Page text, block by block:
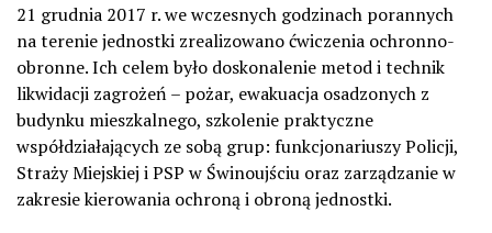
21 grudnia 2017 r. we wczesnych godzinach porannych
na terenie jednostki zrealizowano ćwiczenia ochronno-
obronne. Ich celem było doskonalenie metod i technik
likwidacji zagrożeń – pożar, ewakuacja osadzonych z
budynku mieszkalnego, szkolenie praktyczne
współdziałających ze sobą grup: funkcjonariuszy Policji,
Straży Miejskiej i PSP w Świnoujściu oraz zarządzanie w
zakresie kierowania ochroną i obroną jednostki.